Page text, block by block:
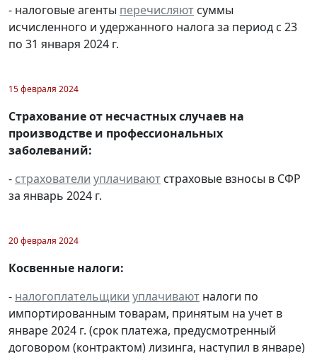
- налоговые агенты перечисляют суммы
исчисленного и удержанного налога за период с 23
по 31 января 2024 г.
15 февраля 2024
Страхование от несчастных случаев на
производстве и профессиональных
заболеваний:
- страхователи уплачивают страховые взносы в СФР
за январь 2024 г.
20 февраля 2024
Косвенные налоги:
- налогоплательщики уплачивают налоги по
импортированным товарам, принятым на учет в
январе 2024 г. (срок платежа, предусмотренный
договором (контрактом) лизинга, наступил в январе)